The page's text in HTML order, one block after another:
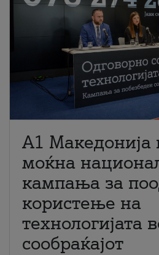
A1 Македонија
моќна
кампања за
користење на
технологијата
сообраќајот